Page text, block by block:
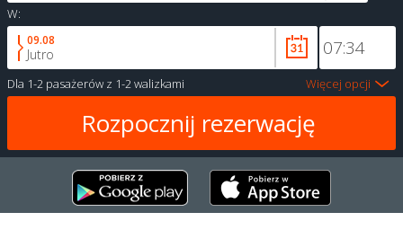
W:
09.08
Jutro
Dla 1-2 pasażerów z 1-2 walizkami Więcej opcji